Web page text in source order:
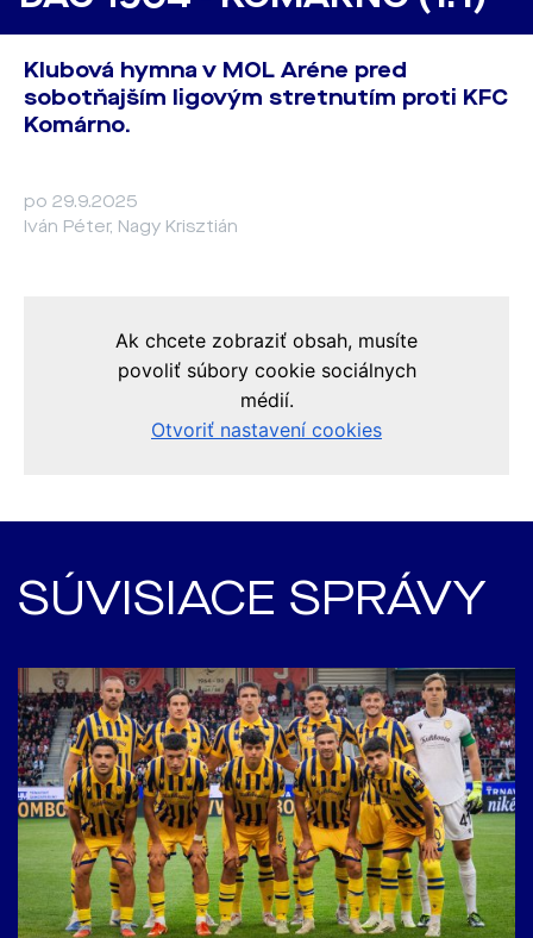
Klubová hymna v MOL Aréne pred
sobotňajším ligovým stretnutím proti KFC
Komárno.
po 29.9.2025
Iván Péter, Nagy Krisztián
SÚVISIACE SPRÁVY